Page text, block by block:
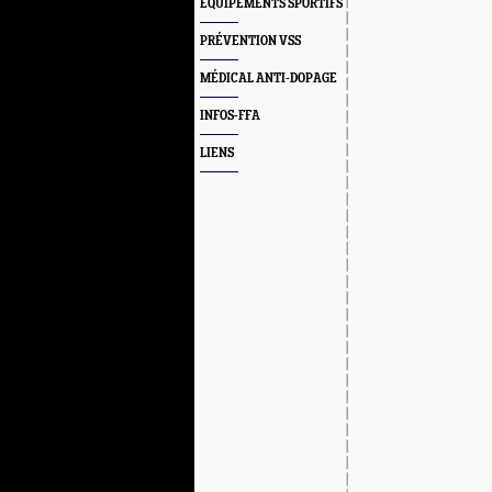
EQUIPEMENTS SPORTIFS
PRÉVENTION VSS
MÉDICAL ANTI-DOPAGE
INFOS-FFA
LIENS